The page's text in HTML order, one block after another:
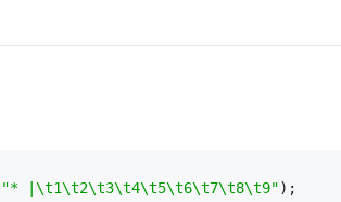
"* |\t1\t2\t3\t4\t5\t6\t7\t8\t9");